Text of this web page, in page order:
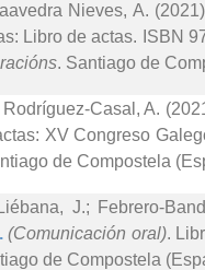
Nieves, A.
Libro de actas. ISBN
. Santiago de
Casal, A.
XV Congreso
de Compostela
J.; Febrero-
(Comunicación oral).
de Compostela